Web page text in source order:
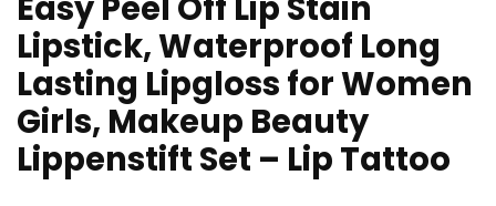
Lipstick, Waterproof Long
Lasting Lipgloss for Women
Girls, Makeup Beauty
Lippenstift Set – Lip Tattoo